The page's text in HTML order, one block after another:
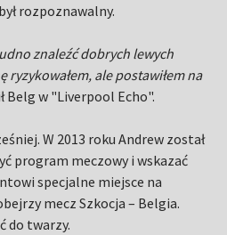
rozpoznawalny.
znaleźć dobrych lewych
ryzykowałem, ale postawiłem na
Belg w "Liverpool Echo".
W 2013 roku Andrew został
program meczowy i wskazać
specjalne miejsce na
mecz Szkocja – Belgia.
do twarzy.